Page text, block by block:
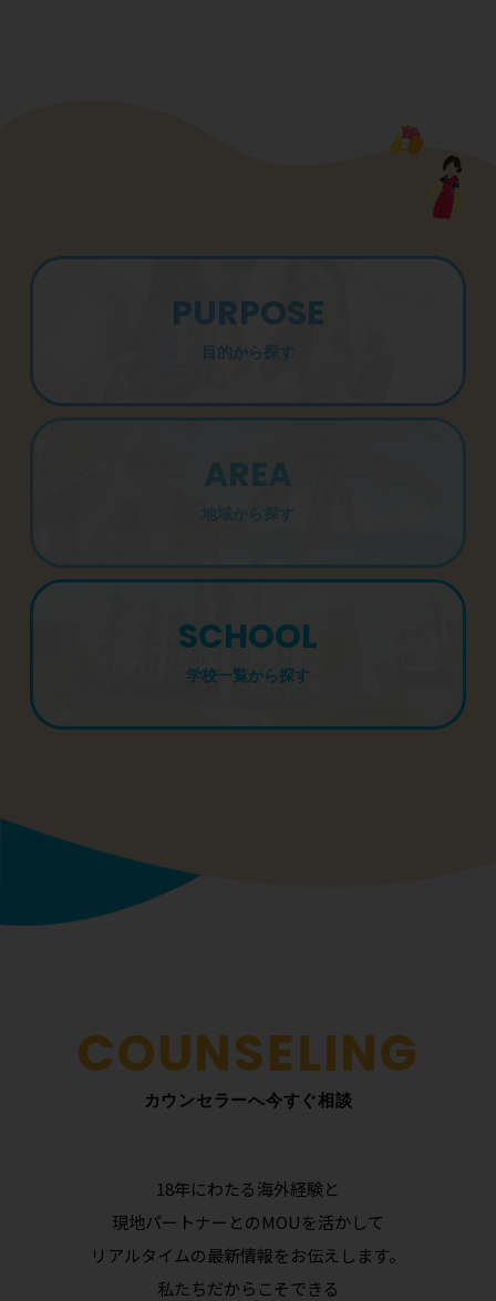
PURPOSE
目的から探す
AREA
地域から探す
SCHOOL
学校一覧から探す
カウンセラーへ今すぐ相談
18年にわたる海外経験と
現地パートナーとのMOUを活かして
リアルタイムの最新情報をお伝えします。
私たちだからこそできる